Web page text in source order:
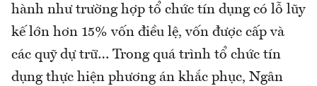
hành như trường hợp tổ chức tín dụng có lỗ lũy
kế lớn hơn 15% vốn điều lệ, vốn được cấp và
các quỹ dự trữ… Trong quá trình tổ chức tín
dụng thực hiện phương án khắc phục, Ngân